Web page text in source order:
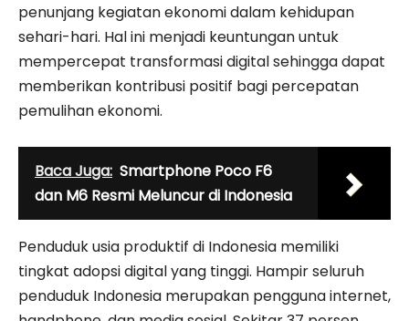
penunjang kegiatan ekonomi dalam kehidupan
sehari-hari. Hal ini menjadi keuntungan untuk
mempercepat transformasi digital sehingga dapat
memberikan kontribusi positif bagi percepatan
pemulihan ekonomi.
Baca Juga: Smartphone Poco F6
dan M6 Resmi Meluncur di Indonesia
Penduduk usia produktif di Indonesia memiliki
tingkat adopsi digital yang tinggi. Hampir seluruh
penduduk Indonesia merupakan pengguna internet,